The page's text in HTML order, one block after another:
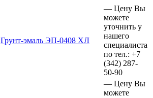
Грунт-эмаль ЭП-0408 ХЛ
— Цену Вы
можете
уточнить у
нашего
специалиста
по тел.: +7
(342) 287-
50-90
— Цену Вы
можете